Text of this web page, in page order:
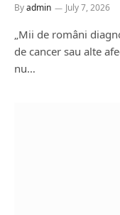
Byadmin July 7, 2026
„Mii de români
de cancer sau alte
nu…